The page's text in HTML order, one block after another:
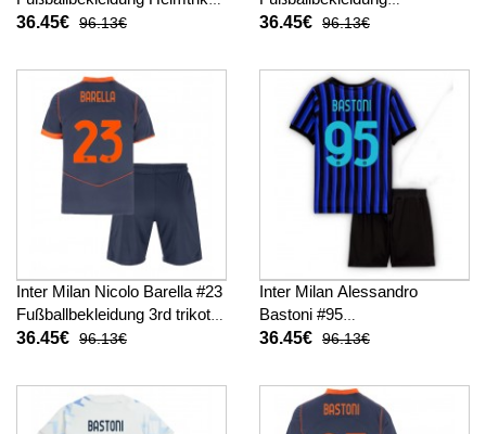
Kinder 2025-26 Kurzarm (+
36.45€ 96.13€
Auswärtstrikot Kinder 2025-
36.45€ 96.13€
Inter Milan Nicolo Barella #23
Fußballbekleidung 3rd trikot
Kinder 2025-26 Kurzarm (+
36.45€ 96.13€
Inter Milan Alessandro
Bastoni #95
Fußballbekleidung Heimtrikot
kurze hosen)
36.45€ 96.13€